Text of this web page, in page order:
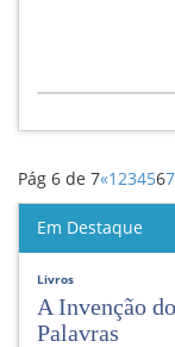
Pág 6 de 7«1234567
Em Destaque
Livros
A Invenção
Palavras